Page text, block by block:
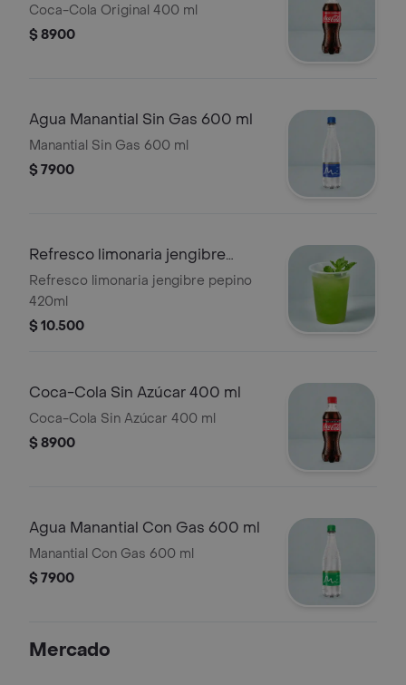
Coca-Cola Original 400 ml
$ 8900
Agua Manantial Sin Gas 600 ml
Manantial Sin Gas 600 ml
$ 7900
Refresco limonaria jengibre
pepino 420ml
Refresco limonaria jengibre pepino
420ml
$ 10.500
Coca-Cola Sin Azúcar 400 ml
Coca-Cola Sin Azúcar 400 ml
$ 8900
Agua Manantial Con Gas 600 ml
Manantial Con Gas 600 ml
$ 7900
Mercado